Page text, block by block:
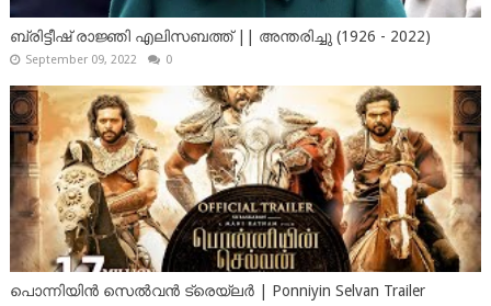
ബ്രിട്ടീഷ് രാജ്ഞി എലിസബത്ത് || അന്തരിച്ചു (1926 - 2022)
September 09, 2022 0
പൊന്നിയിൻ സെൽവൻ ട്രെയ്‌ലർ | Ponniyin Selvan Trailer